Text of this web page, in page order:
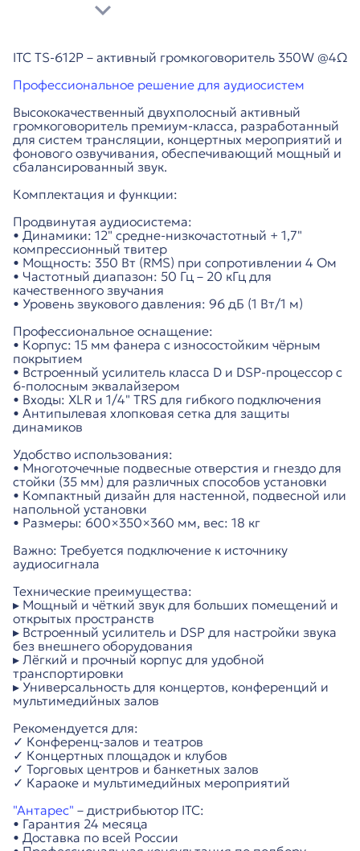
ITC TS-612P – активный громкоговоритель 350W @4Ω
Профессиональное решение для аудиосистем
Высококачественный двухполосный активный
громкоговоритель премиум-класса, разработанный
для систем трансляции, концертных мероприятий и
фонового озвучивания, обеспечивающий мощный и
сбалансированный звук.
Комплектация и функции:
Продвинутая аудиосистема:
• Динамики: 12" средне-низкочастотный + 1,7"
компрессионный твитер
• Мощность: 350 Вт (RMS) при сопротивлении 4 Ом
• Частотный диапазон: 50 Гц – 20 кГц для
качественного звучания
• Уровень звукового давления: 96 дБ (1 Вт/1 м)
Профессиональное оснащение:
• Корпус: 15 мм фанера с износостойким чёрным
покрытием
• Встроенный усилитель класса D и DSP-процессор с
6-полосным эквалайзером
• Входы: XLR и 1/4" TRS для гибкого подключения
• Антипылевая хлопковая сетка для защиты
динамиков
Удобство использования:
• Многоточечные подвесные отверстия и гнездо для
стойки (35 мм) для различных способов установки
• Компактный дизайн для настенной, подвесной или
напольной установки
• Размеры: 600×350×360 мм, вес: 18 кг
Важно: Требуется подключение к источнику
аудиосигнала
Технические преимущества:
▸ Мощный и чёткий звук для больших помещений и
открытых пространств
▸ Встроенный усилитель и DSP для настройки звука
без внешнего оборудования
▸ Лёгкий и прочный корпус для удобной
транспортировки
▸ Универсальность для концертов, конференций и
мультимедийных залов
Рекомендуется для:
✓ Конференц-залов и театров
✓ Концертных площадок и клубов
✓ Торговых центров и банкетных залов
✓ Караоке и мультимедийных мероприятий
"Антарес" – дистрибьютор ITC:
• Гарантия 24 месяца
• Доставка по всей России